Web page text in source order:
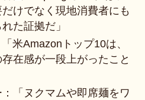
けでなく現地消費者にも
た証拠だ」
米Amazonトップ10は、
在感が一段上がったこと
「ヌクマムや即席麺をワ